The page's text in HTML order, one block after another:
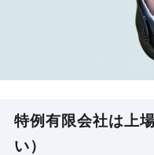
特例有限会社は上
い）